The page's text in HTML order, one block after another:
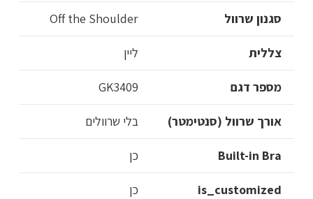
סגנון שרוול Off the Shoulder
צללית ליין
מספר דגם GK3409
אורך שרוול (סנטימטר) בלי שרוולים
Built-in Bra כן
is_customized כן